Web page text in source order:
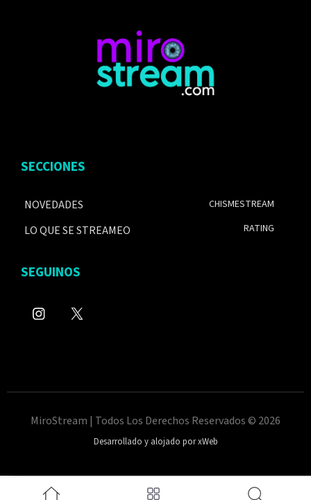
SECCIONES
NOVEDADES
LO QUE SE STREAMEO
CHISMESTREAM
RATING
SEGUINOS
MiroStream | Todos Los Derechos Reservados © 2026
Desarrollado y alojado por xWeb